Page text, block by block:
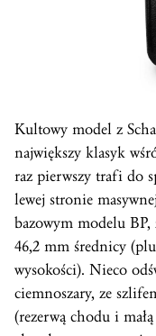
Kultowy model z
największy klasyk
raz pierwszy trafi do
lewej stronie
bazowym modelu
46,2 mm średnicy
wysokości). Nieco
ciemnoszary, ze
(rezerwą chodu i